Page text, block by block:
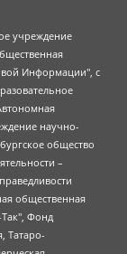
Комитет против пыток/Команда против пыток, Общество с ограниченной ответственностью "Первый научный", Общество с ограниченной ответственностью "Вертолет и ко", Белоцерковская Вероника Борисовна, Кац Максим Евгеньевич, Лазарева Татьяна Юрьевна, Шаведдинов Руслан Табризович, Яшин Илья Валерьевич, Общество с ограниченной ответственностью "Иноагент ААВ", Алешковский Дмитрий Петрович, Альбац Евгения Марковна, Быков Дмитрий Львович, Галямина Юлия Евгеньевна, Лойко Сергей Леонидович, Мартынов Кирилл Константинович, Медведев Сергей Александрович, Крашенинников Федор Геннадиевич, Гордеева Катерина Вл